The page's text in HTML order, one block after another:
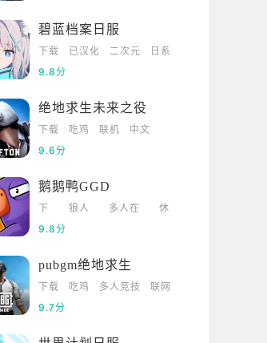
碧蓝档案日服
下载 已汉化 二次元
日系
9.8分
绝地求生未来之役
下载 吃鸡 联机
中文
9.6分
鹅鹅鸭GGD
下
载
狼人
多人在
休
9.8分
pubgm绝地求生
下载 吃鸡 多人竞技
联网
9.7分